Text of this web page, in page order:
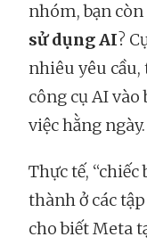
nhóm, bạn còn
sử dụng AI?
nhiêu yêu
công cụ AI
việc hằng ngày.
Thực tế, “chiếc
thành ở các
cho biết Meta